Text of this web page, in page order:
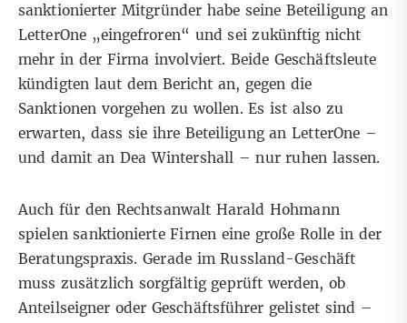
sanktionierter Mitgründer habe seine Beteiligung an
LetterOne „eingefroren“ und sei zukünftig nicht
mehr in der Firma involviert. Beide Geschäftsleute
kündigten laut dem Bericht an, gegen die
Sanktionen vorgehen zu wollen. Es ist also zu
erwarten, dass sie ihre Beteiligung an LetterOne –
und damit an Dea Wintershall – nur ruhen lassen.
Auch für den Rechtsanwalt Harald Hohmann
spielen sanktionierte Firnen eine große Rolle in der
Beratungspraxis. Gerade im Russland-Geschäft
muss zusätzlich sorgfältig geprüft werden, ob
Anteilseigner oder Geschäftsführer gelistet sind –